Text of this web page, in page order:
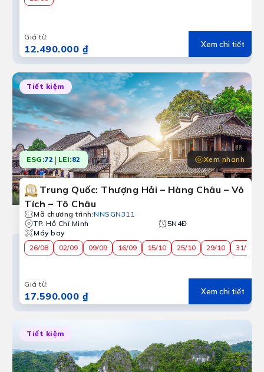
lịch Tour hè khởi hành từ Cần
Giá từ:
12.490.000 ₫ Xem chi tiết
Tiết kiệm
ESG:72 | LEI:82 Xem nhanh
Trung Quốc: Thượng Hải – Hàng Châu – Vô
Tích – Tô Châu
Mã chương trình:NNSGN311
TP. Hồ Chí Minh
5N4Đ
Máy bay
26/08
02/09 09/09 16/09 15/10 25/10 29/10 31/10
Giá từ:
17.590.000 ₫ Xem chi tiết
Tiết kiệm